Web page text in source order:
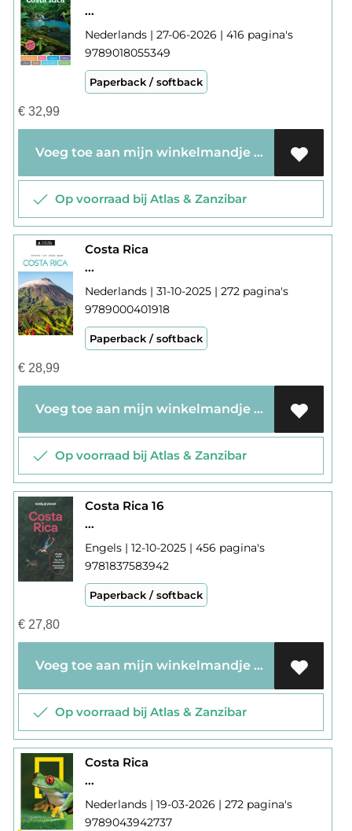
...
Nederlands | 27-06-2026 | 416 pagina's
9789018055349
Paperback / softback
€32,99
Voeg toe aan mijn winkelmandje
Op voorraad bij Atlas & Zanzibar
Costa Rica
...
Nederlands | 31-10-2025 | 272 pagina's
9789000401918
Paperback / softback
€28,99
Voeg toe aan mijn winkelmandje
Op voorraad bij Atlas & Zanzibar
Costa Rica 16
...
Engels | 12-10-2025 | 456 pagina's
9781837583942
Paperback / softback
€27,80
Voeg toe aan mijn winkelmandje
Op voorraad bij Atlas & Zanzibar
Costa Rica
...
Nederlands | 19-03-2026 | 272 pagina's
9789043942737